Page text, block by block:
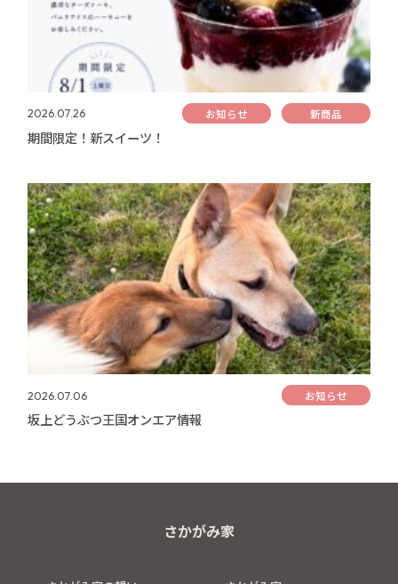
2026.07.26 お知らせ 新商品
期間限定！新スイーツ！
2026.07.06 お知らせ
坂上どうぶつ王国オンエア情報
さかがみ家